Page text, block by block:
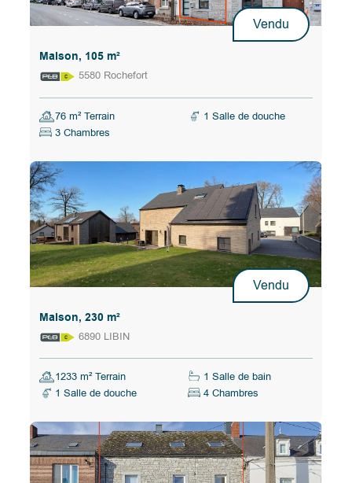
Vendu
Maison, 105 m²
5580 Rochefort
76 m² Terrain
1 Salle de douche
3 Chambres
Vendu
Maison, 230 m²
6890 LIBIN
1233 m² Terrain
1 Salle de bain
1 Salle de douche
4 Chambres